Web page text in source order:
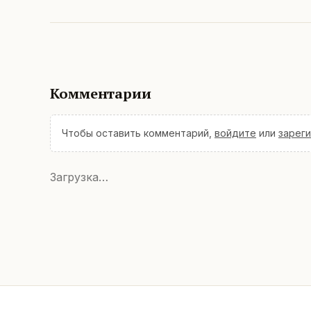
Комментарии
Чтобы оставить комментарий, войдите или
Загрузка…